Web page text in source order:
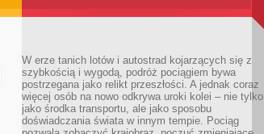
W erze tanich lotów i autostrad kojarzących się z
szybkością i wygodą, podróż pociągiem bywa
postrzegana jako relikt przeszłości. A jednak coraz
więcej osób na nowo odkrywa uroki kolei – nie tylko
jako środka transportu, ale jako sposobu
doświadczania świata w innym tempie. Pociąg